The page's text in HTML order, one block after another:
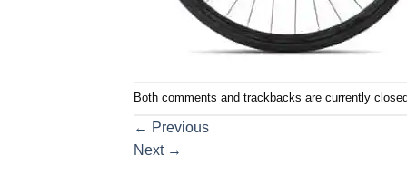
Both comments and trackbacks are currently
← Previous
Next →